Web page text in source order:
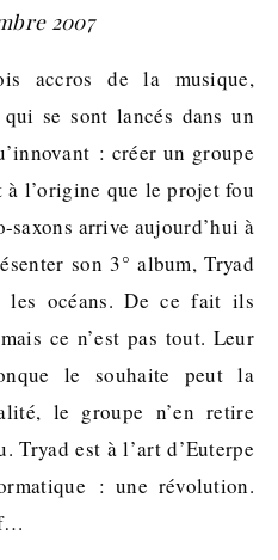
2007
accros de la musique,
se sont lancés dans un
: créer un groupe
à l’origine que le projet fou
saxons arrive aujourd’hui à
son 3° album, Tryad
les océans. De ce fait ils
ce n’est pas tout. Leur
le souhaite peut la
le groupe n’en retire
Tryad est à l’art d’Euterpe
: une révolution.